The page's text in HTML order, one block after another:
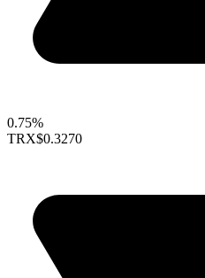
0.75%
TRX$0.3270